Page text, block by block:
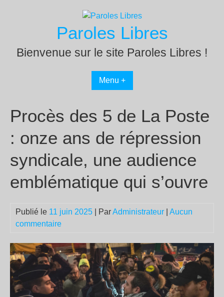
Paroles Libres
Bienvenue sur le site Paroles Libres !
Menu +
Procès des 5 de La Poste
: onze ans de répression
syndicale, une audience
emblématique qui s’ouvre
Publié le 11 juin 2025 | ParAdministrateur
Aucun
commentaire